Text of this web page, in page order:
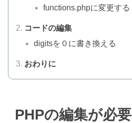
functions.phpに変更する
コードの編集
digitsを０に書き換える
おわりに
PHPの編集が必要